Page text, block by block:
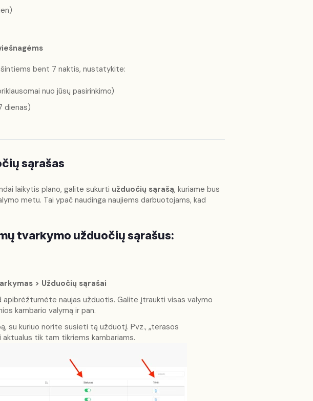
bent 7 naktis, nustatykite:
nuo jūsų pasirinkimo)
dienas)
sąrašas
laikytis plano, galite sukurti užduočių sąrašą, kuriame bus
metu. Tai ypač naudinga naujiems darbuotojams, kad
tvarkymo užduočių sąrašus:
> Užduočių sąrašai
apibrėžtumėte naujas užduotis. Galite įtraukti visas valymo
kambario valymą ir pan.
su kuriuo norite susieti tą užduotį. Pvz., „terasos
tik tam tikriems kambariams.